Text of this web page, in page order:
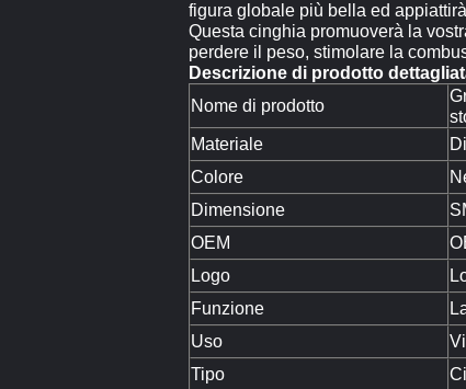
figura globale più bella ed
Questa cinghia promuoverà la
perdere il peso, stimolare la
Descrizione di prodotto
Nome di prodotto
Materiale
Colore
Dimensione
OEM
Logo
Funzione
Uso
Tipo